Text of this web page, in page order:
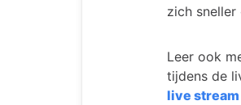
zich
Leer ook
tijdens de
live stream